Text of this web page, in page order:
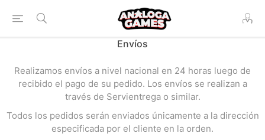
Envíos
Realizamos envíos a nivel nacional en 24 horas luego de
recibido el pago de su pedido. Los envíos se realizan a
través de Servientrega o similar.
Todos los pedidos serán enviados únicamente a la dirección
especificada por el cliente en la orden.